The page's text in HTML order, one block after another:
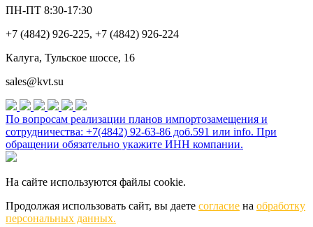
ПН-ПТ 8:30-17:30
+7 (4842) 926-225, +7 (4842) 926-224
Калуга, Тульское шоссе, 16
sales@kvt.su
По вопросам реализации планов импортозамещения и
сотрудничества: +7(4842) 92-63-86 доб.591 или info. При
обращении обязательно укажите ИНН компании.
На сайте используются файлы cookie.
Продолжая использовать сайт, вы даете согласие на обработку
персональных данных.